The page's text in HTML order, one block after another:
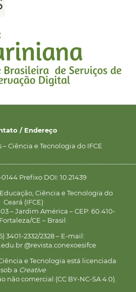
/ Endereço
– Ciência e Tecnologia do IFCE
0144 Prefixo DOI: 10.21439
Ciência e Tecnologia do
Ceará (IFCE)
– Jardim América – CEP: 60.410-
CE – Brasil
3401-2332/2328 – E-mail:
@revista.conexoesifce
e Tecnologia está licenciada
sob a Creative
não comercial (CC BY-NC-SA 4.0).